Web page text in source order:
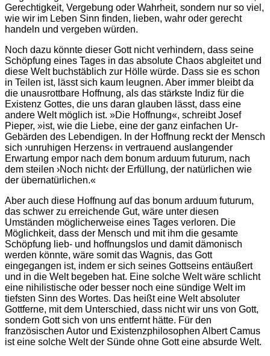
Gerechtigkeit, Vergebung oder Wahrheit, sondern nur so viel,
wie wir im Leben Sinn finden, lieben, wahr oder gerecht
handeln und vergeben würden.
Noch dazu könnte dieser Gott nicht verhindern, dass seine
Schöpfung eines Tages in das absolute Chaos abgleitet und
diese Welt buchstäblich zur Hölle würde. Dass sie es schon
in Teilen ist, lässt sich kaum leugnen. Aber immer bleibt da
die unausrottbare Hoffnung, als das stärkste Indiz für die
Existenz Gottes, die uns daran glauben lässt, dass eine
andere Welt möglich ist. »Die Hoffnung«, schreibt Josef
Pieper, »ist, wie die Liebe, eine der ganz einfachen Ur-
Gebärden des Lebendigen. In der Hoffnung reckt der Mensch
sich ›unruhigen Herzens‹ in vertrauend auslangender
Erwartung empor nach dem bonum arduum futurum, nach
dem steilen ›Noch nicht‹ der Erfüllung, der natürlichen wie
der übernatürlichen.«
Aber auch diese Hoffnung auf das bonum arduum futurum,
das schwer zu erreichende Gut, wäre unter diesen
Umständen möglicherweise eines Tages verloren. Die
Möglichkeit, dass der Mensch und mit ihm die gesamte
Schöpfung lieb- und hoffnungslos und damit dämonisch
werden könnte, wäre somit das Wagnis, das Gott
eingegangen ist, indem er sich seines Gottseins entäußert
und in die Welt begeben hat. Eine solche Welt wäre schlicht
eine nihilistische oder besser noch eine sündige Welt im
tiefsten Sinn des Wortes. Das heißt eine Welt absoluter
Gottferne, mit dem Unterschied, dass nicht wir uns von Gott,
sondern Gott sich von uns entfernt hätte. Für den
französischen Autor und Existenzphilosophen Albert Camus
ist eine solche Welt der Sünde ohne Gott eine absurde Welt.